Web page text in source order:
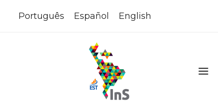
Português Español English